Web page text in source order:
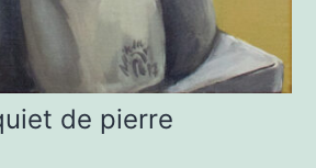
de pierre